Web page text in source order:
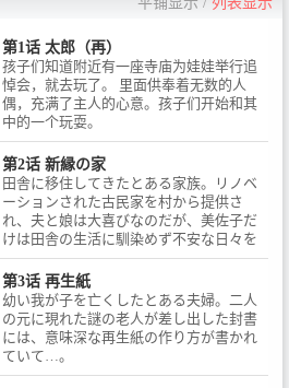
第1话 太郎（再）
孩子们知道附近有一座寺庙为娃娃举行追
悼会，就去玩了。 里面供奉着无数的人
偶，充满了主人的心意。孩子们开始和其
中的一个玩耍。
第2话 新縁の家
田舎に移住してきたとある家族。リノベ
ーションされた古民家を村から提供さ
れ、夫と娘は大喜びなのだが、美佐子だ
けは田舎の生活に馴染めず不安な日々を
過ごし…。
第3话 再生紙
幼い我が子を亡くしたとある夫婦。二人
の元に現れた謎の老人が差し出した封書
には、意味深な再生紙の作り方が書かれ
ていて…。